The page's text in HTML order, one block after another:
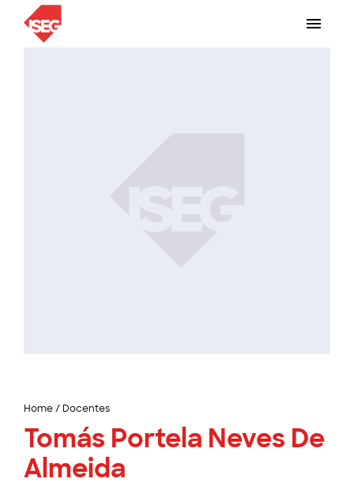
Home/ Docentes
Tomás Portela Neves De
Almeida